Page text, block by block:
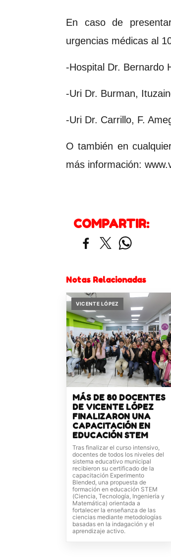
En caso de
urgencias médicas al
-Hospital Dr. Bernardo
-Uri Dr. Burman,
-Uri Dr. Carrillo, F.
O también en
más información:
COMPARTIR:
Notas Relacionadas
VICENTE LÓPEZ
MÁS DE 80 DOCENTES
DE VICENTE LÓPEZ
FINALIZARON UNA
CAPACITACIÓN EN
EDUCACIÓN STEM
Tras finalizar el curso intensivo,
docentes de todos los niveles del
sistema educativo municipal
recibieron su certificado de la
capacitación Experimento
Blended, una propuesta de
formación en educación STEM
(Ciencia, Tecnología, Ingeniería y
Matemática) orientada a
fortalecer la enseñanza de las
ciencias mediante metodologías
basadas en la indagación y el
aprendizaje activo.